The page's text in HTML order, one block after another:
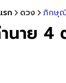
รก ดวง ภิกษุณี
าย 4